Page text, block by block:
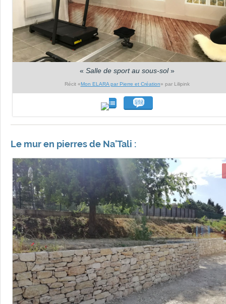
« Salle de sport au sous-sol»
Récit «Mon ELARA par Pierre et Création» par Lilipink
Le mur en pierres de Na'Tali :